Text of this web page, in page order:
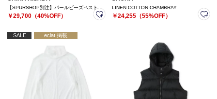
【SPURSHOP別注】パールビーズベスト
￥29,700（40%OFF）
LINEN COTTON CHAMBRAY
￥24,255（55%OFF）
SALE eclat 掲載